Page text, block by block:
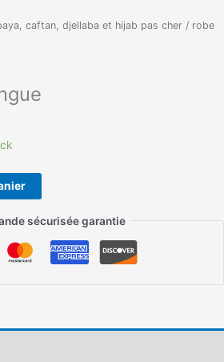
caftan, djellaba et hijab pas cher / robe
sécurisée garantie